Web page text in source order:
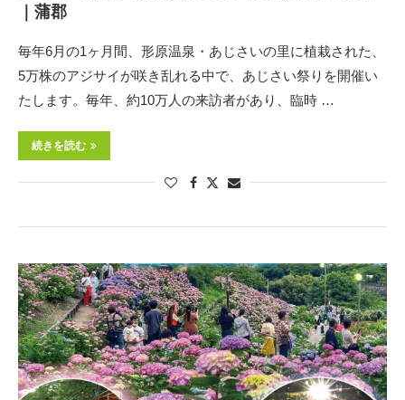
｜蒲郡
毎年6月の1ヶ月間、形原温泉・あじさいの里に植栽された、
5万株のアジサイが咲き乱れる中で、あじさい祭りを開催い
たします。毎年、約10万人の来訪者があり、臨時 …
続きを読む